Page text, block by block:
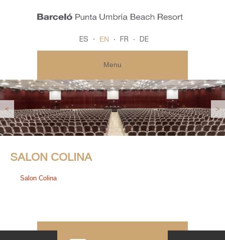
ES EN FR DE
Menu
< >
SALON COLINA
Salon Colina